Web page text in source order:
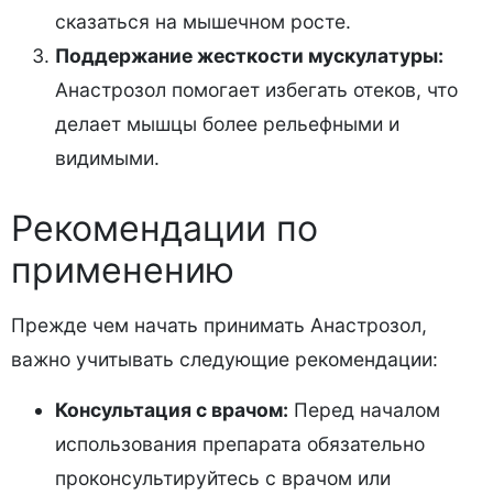
сказаться на мышечном росте.
Поддержание жесткости мускулатуры:
Анастрозол помогает избегать отеков, что
делает мышцы более рельефными и
видимыми.
Рекомендации по
применению
Прежде чем начать принимать Анастрозол,
важно учитывать следующие рекомендации:
Консультация с врачом: Перед началом
использования препарата обязательно
проконсультируйтесь с врачом или